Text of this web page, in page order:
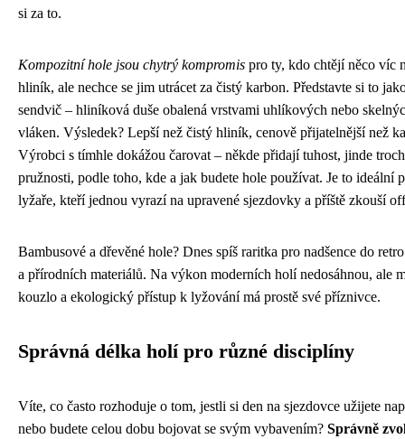
si za to.
Kompozitní hole jsou chytrý kompromis pro ty, kdo chtějí něco víc
hliník, ale nechce se jim utrácet za čistý karbon. Představte si to
sendvič – hliníková duše obalená vrstvami uhlíkových nebo
vláken. Výsledek? Lepší než čistý hliník, cenově přijatelnější než
Výrobci s tímhle dokážou čarovat – někde přidají tuhost, jinde
pružnosti, podle toho, kde a jak budete hole používat. Je to ideální
lyžaře, kteří jednou vyrazí na upravené sjezdovky a příště zkouší
Bambusové a dřevěné hole? Dnes spíš raritka pro nadšence do
a přírodních materiálů. Na výkon moderních holí nedosáhnou, ale
kouzlo a ekologický přístup k lyžování má prostě své příznivce.
Správná délka holí pro různé disciplíny
Víte, co často rozhoduje o tom, jestli si den na sjezdovce užijete
nebo budete celou dobu bojovat se svým vybavením? Správně